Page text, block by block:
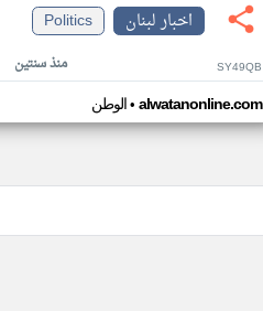
اخبار لبنان
Politics
منذ سنتين SY49QB
الوطن• alwatanonline.com